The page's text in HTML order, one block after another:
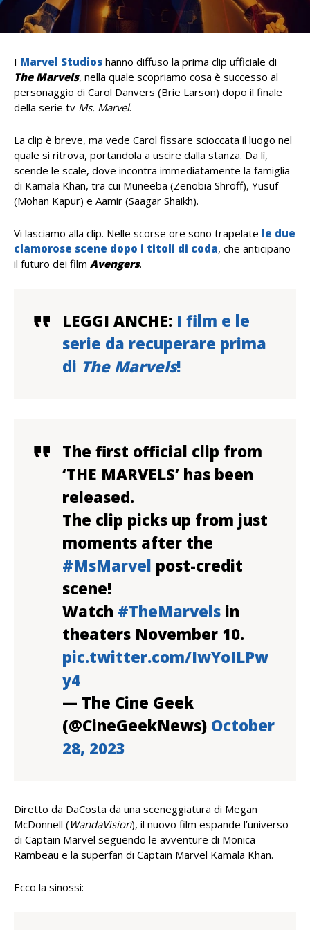
I Marvel Studios hanno diffuso la prima clip ufficiale di
The Marvels, nella quale scopriamo cosa è successo al
personaggio di Carol Danvers (Brie Larson) dopo il finale
della serie tv Ms. Marvel.
La clip è breve, ma vede Carol fissare scioccata il luogo nel
quale si ritrova, portandola a uscire dalla stanza. Da lì,
scende le scale, dove incontra immediatamente la famiglia
di Kamala Khan, tra cui Muneeba (Zenobia Shroff), Yusuf
(Mohan Kapur) e Aamir (Saagar Shaikh).
Vi lasciamo alla clip. Nelle scorse ore sono trapelate le due
clamorose scene dopo i titoli di coda, che anticipano
il futuro dei film Avengers.
LEGGI ANCHE: I film e le
serie da recuperare prima
di The Marvels!
The first official clip from
‘THE MARVELS’ has been
released.
The clip picks up from just
moments after the
#MsMarvel post-credit
scene!
Watch #TheMarvels in
theaters November 10.
pic.twitter.com/IwYoILPw
y4
— The Cine Geek
(@CineGeekNews) October
28, 2023
Diretto da DaCosta da una sceneggiatura di Megan
McDonnell ( WandaVision), il nuovo film espande l’universo
di Captain Marvel seguendo le avventure di Monica
Rambeau e la superfan di Captain Marvel Kamala Khan.
Ecco la sinossi: